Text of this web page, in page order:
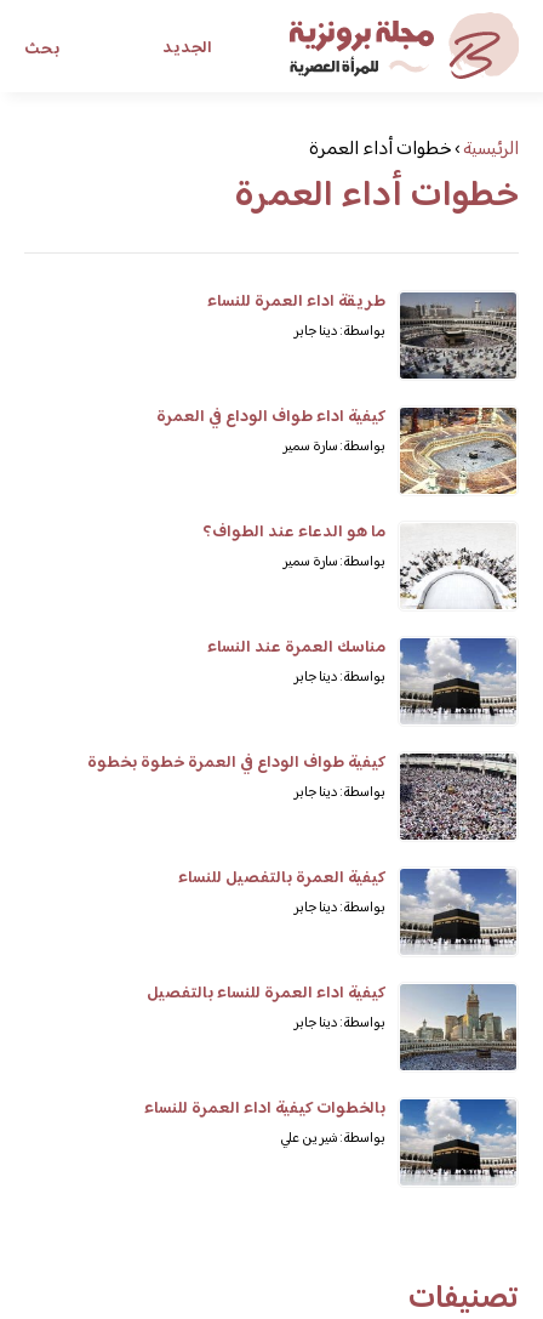
بحث الجديد
مجلة برونزية للفتاة العصرية
ابحث عن أي موضوع يهمك
الرئيسية›خطوات أداء العمرة
خطوات أداء العمرة
طريقة اداء العمرة للنساء
بواسطة: دينا جابر
كيفية اداء طواف الوداع في العمرة
بواسطة: سارة سمير
ما هو الدعاء عند الطواف؟
بواسطة: سارة سمير
مناسك العمرة عند النساء
بواسطة: دينا جابر
كيفية طواف الوداع في العمرة خطوة بخطوة
بواسطة: دينا جابر
كيفية العمرة بالتفصيل للنساء
بواسطة: دينا جابر
كيفية اداء العمرة للنساء بالتفصيل
بواسطة: دينا جابر
بالخطوات كيفية اداء العمرة للنساء
بواسطة: شيرين علي
تصنيفات